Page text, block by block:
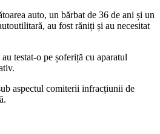
auto, un bărbat de 36 de ani și un
au fost răniți și au necesitat
testat-o pe șoferiță cu aparatul
aspectul comiterii infracțiunii de